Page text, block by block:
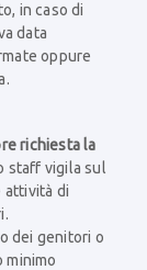
in caso di
data
oppure
richiesta la
staff vigila sul
di
dei genitori o
minimo